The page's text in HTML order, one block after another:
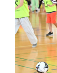
参
加
し
ま
し
た！